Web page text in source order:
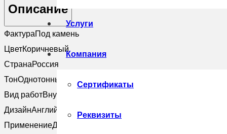
Услуги
Компания
Сертификаты
Реквизиты
Описание
ФактураПод камень
ЦветКоричневый
СтранаРоссия
ТонОднотонный
Вид работВнутренние; Наружные
ДизайнАнглийский; Классический; Лофт; Модерн
ПрименениеДля балкона; Для бани; Для ванной; Для